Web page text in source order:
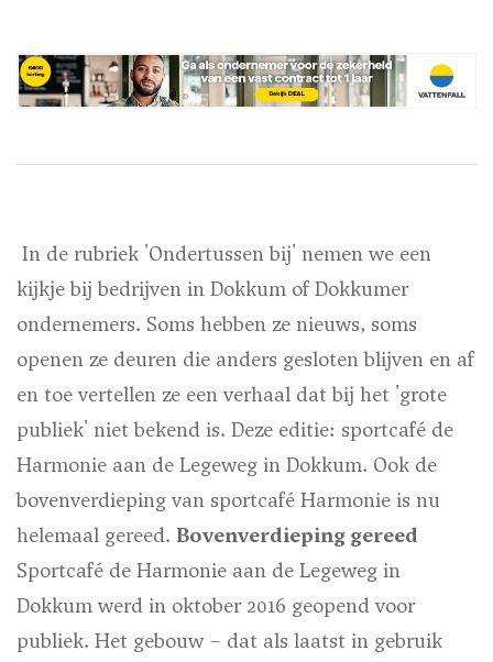
In de rubriek 'Ondertussen bij' nemen we een
kijkje bij bedrijven in Dokkum of Dokkumer
ondernemers. Soms hebben ze nieuws, soms
openen ze deuren die anders gesloten blijven en af
en toe vertellen ze een verhaal dat bij het 'grote
publiek' niet bekend is. Deze editie: sportcafé de
Harmonie aan de Legeweg in Dokkum. Ook de
bovenverdieping van sportcafé Harmonie is nu
helemaal gereed. Bovenverdieping gereed
Sportcafé de Harmonie aan de Legeweg in
Dokkum werd in oktober 2016 geopend voor
publiek. Het gebouw – dat als laatst in gebruik